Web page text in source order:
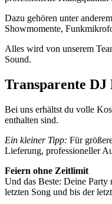
Dazu gehören unter
Showmomente,
Alles wird von unserem
Sound.
Transparente DJ
Bei uns erhältst du volle
enthalten sind.
Ein kleiner Tipp: Für
Lieferung, professioneller
Feiern ohne Zeitlimit
Und das Beste: Deine
letzten Song und bis der